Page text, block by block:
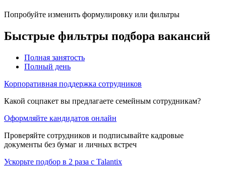
Попробуйте изменить формулировку или фильтры
Быстрые фильтры подбора вакансий
Полная занятость
Полный день
Корпоративная поддержка сотрудников
Какой соцпакет вы предлагаете семейным сотрудникам?
Оформляйте кандидатов онлайн
Проверяйте сотрудников и подписывайте кадровые
документы без бумаг и личных встреч
Ускорьте подбор в 2 раза с Talantix